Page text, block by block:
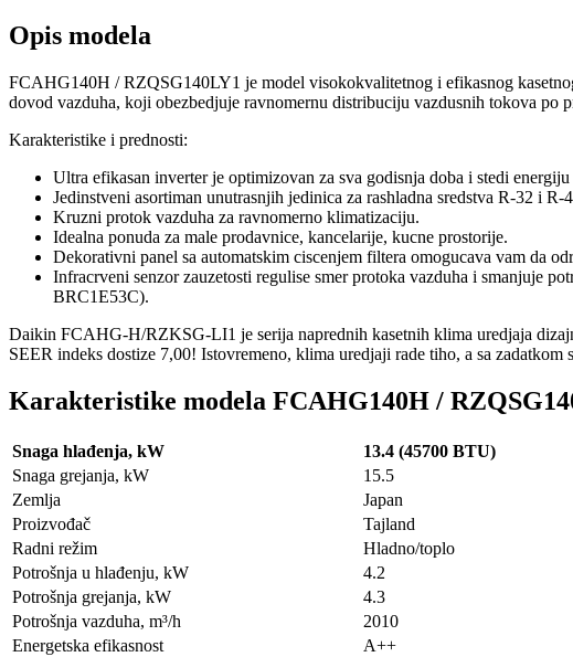
Opis modela
FCAHG140H / RZQSG140LY1 je model visokokvalitetnog i efikasnog
dovod vazduha, koji obezbedjuje ravnomernu distribuciju vazdusnih tokova po
Karakteristike i prednosti:
Ultra efikasan inverter je optimizovan za sva godisnja doba i stedi
Jedinstveni asortiman unutrasnjih jedinica za rashladna sredstva R-32 i R-
Kruzni protok vazduha za ravnomerno klimatizaciju.
Idealna ponuda za male prodavnice, kancelarije, kucne prostorije.
Dekorativni panel sa automatskim ciscenjem filtera omogucava vam da
Infracrveni senzor zauzetosti regulise smer protoka vazduha i smanjuje
BRC1E53C).
Daikin FCAHG-H/RZKSG-LI1 je serija naprednih kasetnih klima uredjaja
SEER indeks dostize 7,00! Istovremeno, klima uredjaji rade tiho, a sa zadatkom
Karakteristike modela FCAHG140H /
Snaga hlađenja, kW
13.4 (45700 BTU)
Snaga grejanja, kW
15.5
Zemlja
Japan
Proizvođač
Tajland
Radni režim
Hladno/toplo
Potrošnja u hlađenju, kW
4.2
Potrošnja grejanja, kW
4.3
Potrošnja vazduha, m³/h
2010
Energetska efikasnost
A++